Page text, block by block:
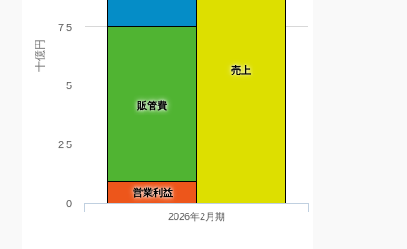
十億円
販管費
営業利益
売上
2026年2月期
0
2.5
5
7.5